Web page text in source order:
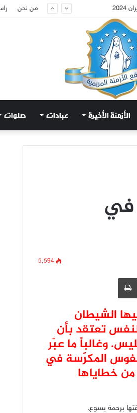
يسوع! من نحن
الأزمنة الأخيرة عبادات صلوات
في
5٬594
عبر البريد طباعة
الشيطان
تعتقد بأن
وغالباً ما عبّر
المكرّسة في
من خطاياها
برحمة يسوع.